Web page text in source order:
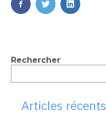
FaceBook
TwitterLinkedIn
Blog
sidebar
Rechercher
Articles récents